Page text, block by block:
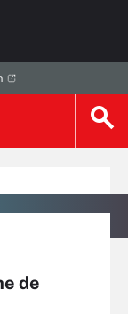
de